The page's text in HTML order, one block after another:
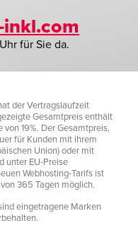
inkl.com
für Sie da.
der Vertragslaufzeit
Gesamtpreis enthält
19%. Der Gesamtpreis,
für Kunden mit ihrem
Union) oder mit
unter EU-Preise
Webhosting-Tarifs ist
365 Tagen möglich.
eingetragene Marken